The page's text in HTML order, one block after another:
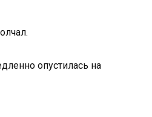
опустилась на